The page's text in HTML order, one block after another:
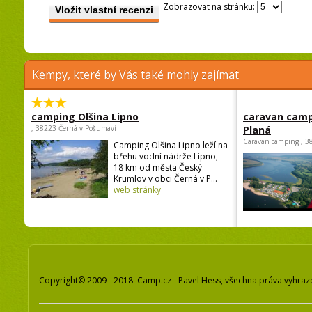
Vložit vlastní recenzi Zobrazovat na stránku:
Kempy, které by Vás také mohly zajímat
camping Olšina Lipno
, 38223 Černá v Pošumaví
Camping Olšina Lipno leží na
břehu vodní nádrže Lipno,
18 km od města Český
Krumlov v obci Černá v P...
web stránky
caravan
Planá
Caravan camping ,
Copyright© 2009 - 2018 Camp.cz - Pavel Hess, všechna práva